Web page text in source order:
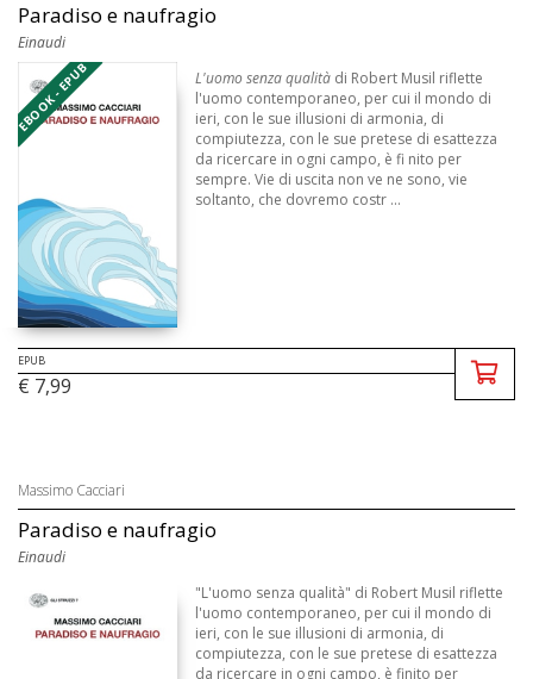
Paradiso e naufragio
Einaudi
EBOOK - EPUB L'uomo senza qualità di Robert Musil riflette
l'uomo contemporaneo, per cui il mondo di
ieri, con le sue illusioni di armonia, di
compiutezza, con le sue pretese di esattezza
da ricercare in ogni campo, è fi nito per
sempre. Vie di uscita non ve ne sono, vie
soltanto, che dovremo costr ...
EPUB
€ 7,99
Massimo Cacciari
Paradiso e naufragio
Einaudi
"L'uomo senza qualità" di Robert Musil riflette
l'uomo contemporaneo, per cui il mondo di
ieri, con le sue illusioni di armonia, di
compiutezza, con le sue pretese di esattezza
da ricercare in ogni campo, è finito per